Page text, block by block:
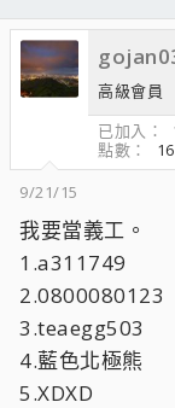
高級會員
已加入
點數
16
9/21/15
我要當義工。
1.a311749
2.0800080123
3.teaegg503
4.藍色北極熊
5.XDXD